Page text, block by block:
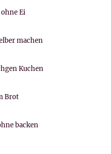
Ei
machen
Kuchen
Brot
backen